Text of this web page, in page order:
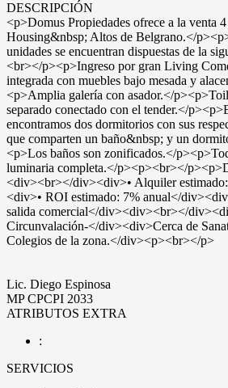
DESCRIPCIÓN
<p>Domus Propiedades ofrece a la venta 4
Housing&nbsp; Altos de Belgrano.</
unidades se encuentran dispuestas de la
<br></p><p>Ingreso por gran Living
integrada con muebles bajo mesada y
<p>Amplia galería con asador.</
separado conectado con el tender.</
encontramos dos dormitorios con sus
que comparten un baño&nbsp; y un
<p>Los baños son zonificados.</
luminaria completa.</p><p><br></
<div><br></div><div>• Alquiler
<div>• ROI estimado: 7% anual</
salida comercial</div><div><br></
Circunvalación-</div><div>Cerca de
Colegios de la zona.</div><p><br></p>
Lic. Diego Espinosa
MP CPCPI 2033
ATRIBUTOS EXTRA
:
SERVICIOS